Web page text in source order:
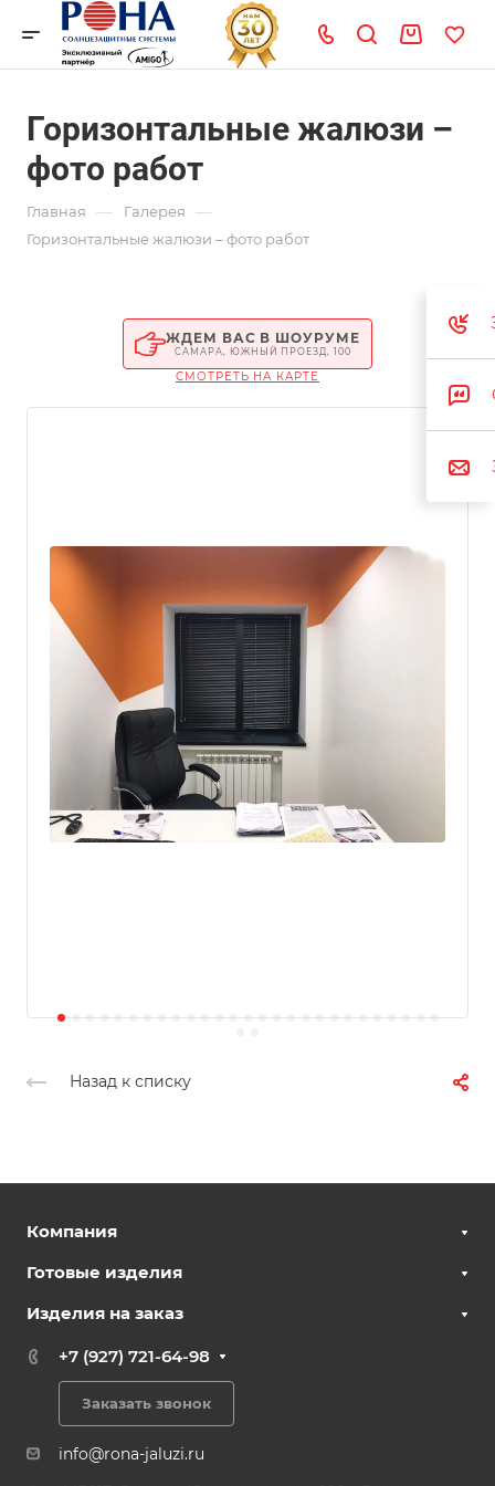
Горизонтальные жалюзи –
фото работ
Главная — Галерея —
Горизонтальные жалюзи – фото работ
ЖДЕМ ВАС В ШОУРУМЕ
САМАРА, ЮЖНЫЙ ПРОЕЗД, 100
СМОТРЕТЬ НА КАРТЕ
Назад к списку
Компания
Готовые изделия
Изделия на заказ
+7 (927) 721-64-98
Заказать звонок
info@rona-jaluzi.ru